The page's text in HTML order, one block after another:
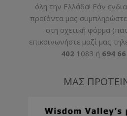
όλη την Ελλάδα! Εάν
προϊόντα μας συμπληρώστε
στη σχετική φόρμα (
επικοινωνήστε μαζί μας
402 1083 ή 694
ΜΑΣ